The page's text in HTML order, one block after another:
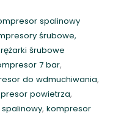
spalinowy
śrubowe,
śrubowe
7 bar,
do wdmuchiwania,
powietrza,
, kompresor